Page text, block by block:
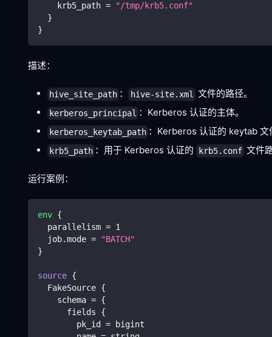
    krb5_path
=
"/tmp/krb5.conf"
}
}
描述：
hive_site_path ： hive-site.xml 文件的路径。
kerberos_principal ：Kerberos 认证的主体。
kerberos_keytab_path ：Kerberos 认证的 keytab 文
krb5_path ：用于 Kerberos 认证的 krb5.conf 文件
运行案例：
env {
  parallelism
= 1
  job.mode
=
"BATCH"
}
source {
  FakeSource
{
    schema
= {
      fields
{
        pk_id
= bigint